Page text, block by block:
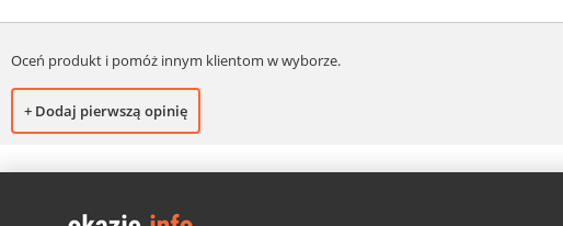
Oceń produkt i pomóż innym klientom w wyborze.
+ Dodaj pierwszą opinię